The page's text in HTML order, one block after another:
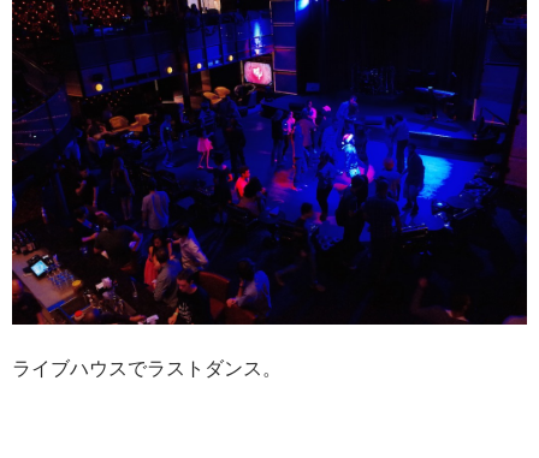
ライブハウスでラストダンス。